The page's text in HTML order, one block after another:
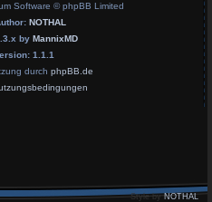
Software © phpBB Limited
NOTHAL
by MannixMD
1.1.1
durch phpBB.de
Style byNOTHAL